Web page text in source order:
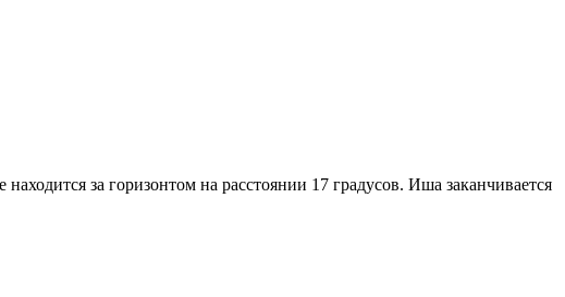
за горизонтом на расстоянии 17 градусов. Иша заканчивается